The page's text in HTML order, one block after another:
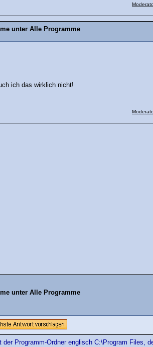
unter Alle Programme
ich das wirklich nicht!
unter Alle Programme
Programm-Ordner englisch C:\Program Files,